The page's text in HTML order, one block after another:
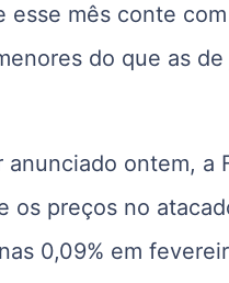
esse mês conte
do que as de
anunciado ontem, a
os preços no
0,09% em